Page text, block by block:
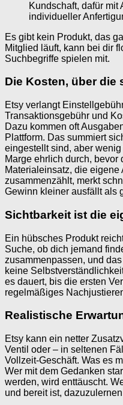
Kundschaft, dafür
individueller
Es gibt kein Produkt, das
Mitglied läuft, kann bei dir
Suchbegriffe spielen mit.
Die Kosten, über die
Etsy verlangt
Transaktionsgebühr und
Dazu kommen oft
Plattform. Das summiert
eingestellt sind, aber
Marge ehrlich durch, bevor
Materialeinsatz, die
zusammenzählt, merkt
Gewinn kleiner ausfällt als
Sichtbarkeit ist die
Ein hübsches Produkt
Suche, ob dich jemand
zusammenpassen, und
keine
es dauert, bis die ersten
regelmäßiges
Realistische
Etsy kann ein netter
Ventil oder – in seltenen
Vollzeit-Geschäft. Was es
Wer mit dem Gedanken
werden, wird enttäuscht.
und bereit ist,